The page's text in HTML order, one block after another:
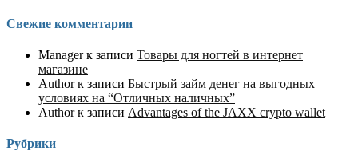
Свежие комментарии
Managerк записи Товары для ногтей в интернет
магазине
Authorк записи Быстрый займ денег на выгодных
условиях на “Отличных наличных”
Authorк записи Advantages of the JAXX crypto wallet
Рубрики